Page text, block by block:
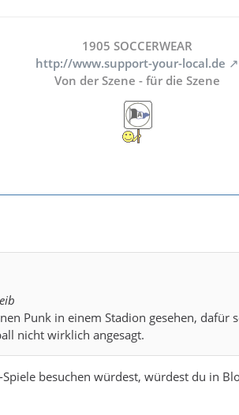
1905 SOCCERWEAR
http://www.support-your-local.de
Von der Szene - für die Szene
Punk in einem Stadion gesehen, dafür
nicht wirklich angesagt.
besuchen würdest, würdest du in